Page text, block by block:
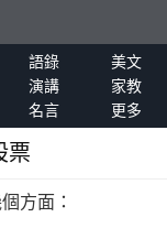
語錄
美文
演講
家教
名言 更多
票
方面：